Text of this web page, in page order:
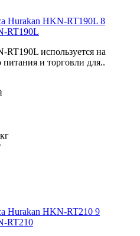
RT190L
RT190L используется на
и торговли для..
RT210